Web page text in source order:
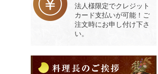
法人様限定でクレジット
カード支払いが可能！ご
注文時にお申し付け下さ
い。
理